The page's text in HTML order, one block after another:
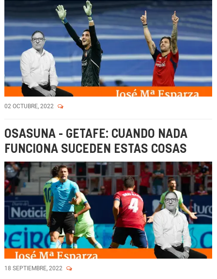
02 OCTUBRE, 2022
OSASUNA - GETAFE: CUANDO NADA
FUNCIONA SUCEDEN ESTAS COSAS
18 SEPTIEMBRE, 2022